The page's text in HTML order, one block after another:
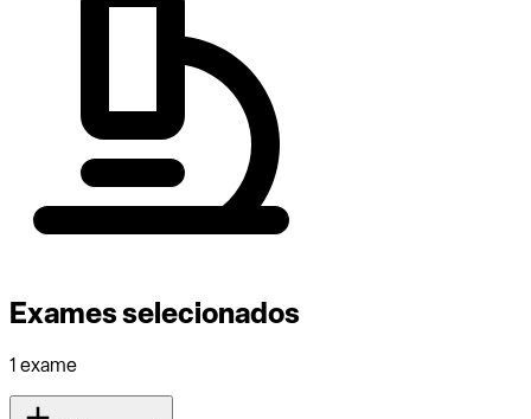
Exames selecionados
1 exame